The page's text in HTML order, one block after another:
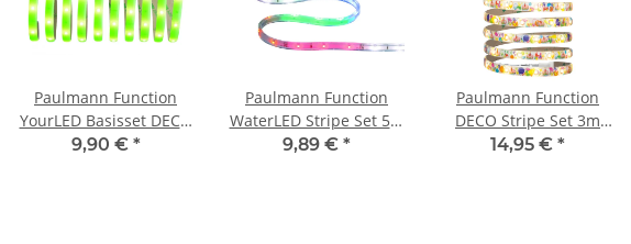
Paulmann Function
YourLED Basisset DECO
3m Neon Green WW
9,90 € *
Paulmann Function
WaterLED Stripe Set 5m
IP64/IP67 MC 10,5W
9,89 € *
Paulmann Function
DECO Stripe Set 3m
Party Warmweiß 7,2W
14,95 € *